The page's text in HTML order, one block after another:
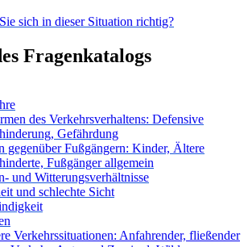
sich in dieser Situation richtig?
Fragenkatalogs
des Verkehrsverhaltens: Defensive
Gefährdung
gegenüber Fußgängern: Kinder, Ältere
Fußgänger allgemein
und Witterungsverhältnisse
und schlechte Sicht
Verkehrssituationen: Anfahrender, fließender